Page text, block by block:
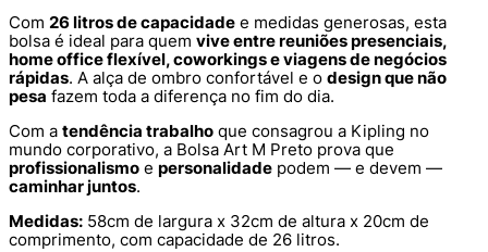
Com 26 litros de capacidade e medidas generosas, esta
bolsa é ideal para quem vive entre reuniões presenciais,
home office flexível, coworkings e viagens de negócios
rápidas. A alça de ombro confortável e o design que não
pesa fazem toda a diferença no fim do dia.
Com a tendência trabalho que consagrou a Kipling no
mundo corporativo, a Bolsa Art M Preto prova que
profissionalismo e personalidade podem — e devem —
caminhar juntos.
Medidas: 58cm de largura x 32cm de altura x 20cm de
comprimento, com capacidade de 26 litros.